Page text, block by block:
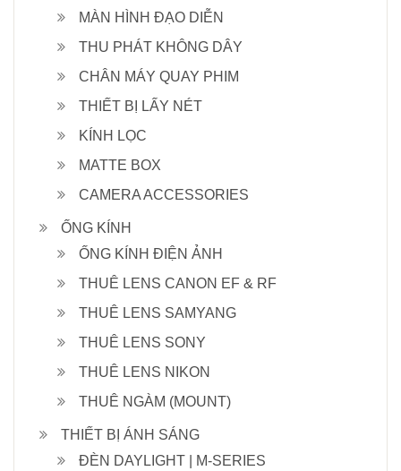
MÀN HÌNH ĐẠO DIỄN
THU PHÁT KHÔNG DÂY
CHÂN MÁY QUAY PHIM
THIẾT BỊ LẤY NÉT
KÍNH LỌC
MATTE BOX
CAMERA ACCESSORIES
ỐNG KÍNH
ỐNG KÍNH ĐIỆN ẢNH
THUÊ LENS CANON EF & RF
THUÊ LENS SAMYANG
THUÊ LENS SONY
THUÊ LENS NIKON
THUÊ NGÀM (MOUNT)
THIẾT BỊ ÁNH SÁNG
ĐÈN DAYLIGHT | M-SERIES